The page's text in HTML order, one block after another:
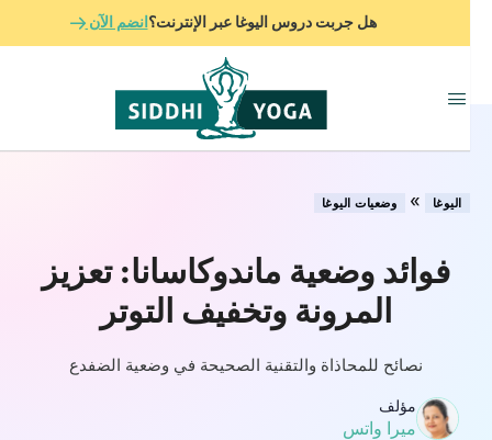
هل جربت دروس اليوغا عبر الإنترنت؟انضم الآن
اليوغا » وضعيات اليوغا
فوائد وضعية ماندوكاسانا: تعزيز
المرونة وتخفيف التوتر
نصائح للمحاذاة والتقنية الصحيحة في وضعية الضفدع
مؤلف
ميرا واتس